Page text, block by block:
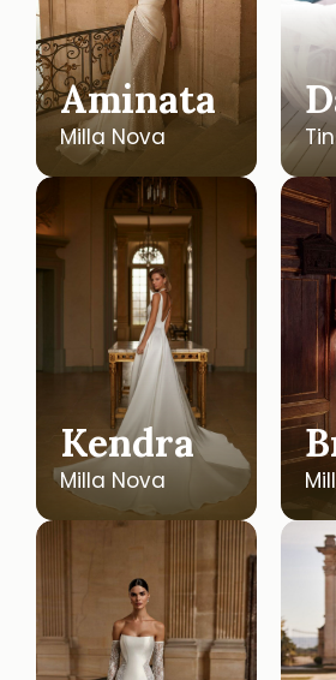
Aminata
Milla Nova
Kendra
Milla Nova